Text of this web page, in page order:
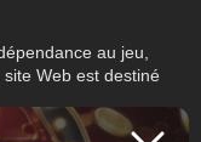
au jeu,
Web est destiné